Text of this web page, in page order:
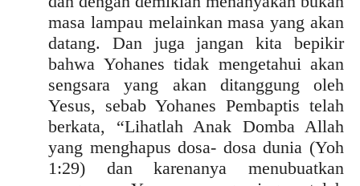
masa lampau melainkan masa yang akan
datang. Dan juga jangan kita bepikir
bahwa Yohanes tidak mengetahui akan
sengsara yang akan ditanggung oleh
Yesus, sebab Yohanes Pembaptis telah
berkata, “Lihatlah Anak Domba Allah
yang menghapus dosa- dosa dunia (Yoh
1:29) dan karenanya menubuatkan